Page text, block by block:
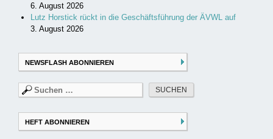
6. August 2026
Lutz Horstick rückt in die Geschäftsführung der ÄVWL auf
3. August 2026
NEWSFLASH ABONNIEREN
Suchen
nach:
HEFT ABONNIEREN